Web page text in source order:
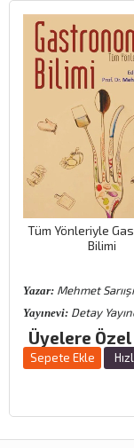
Gastronomi
Sarıışık
Yayınevi
Özel
Hızlı Detay